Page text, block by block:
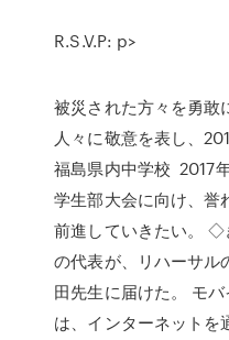
R.S.V.P: p>
被災された方々を勇敢
人々に敬意を表し、
福島県内中学校 2017
学生部大会に向け、誉
前進していきたい。 ◇
の代表が、リハーサル
田先生に届けた。 モ
は、インターネットを